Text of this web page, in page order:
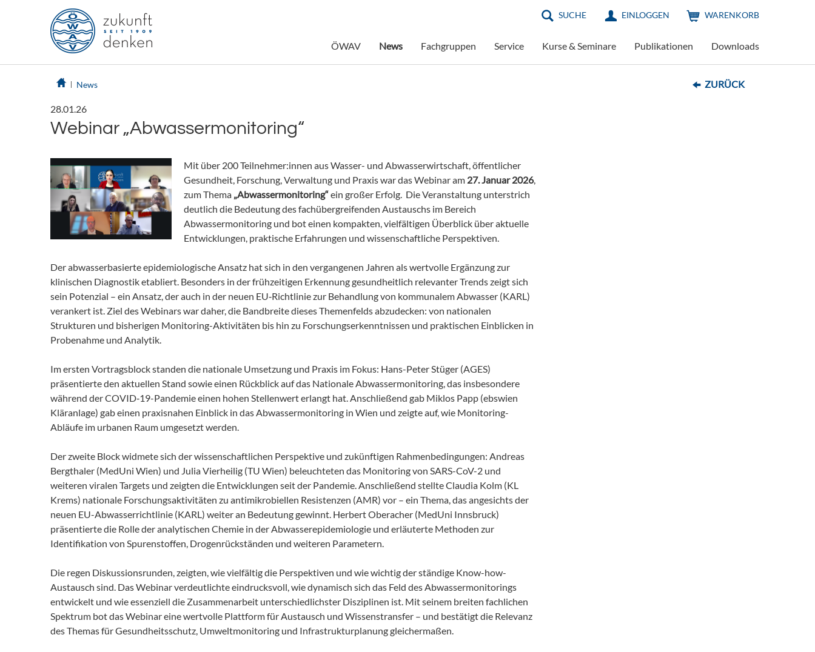
SUCHE EINLOGGEN WARENKORB
ÖWAV News Fachgruppen Service Kurse & Seminare Publikationen Downloads
News ZURÜCK
28.01.26
Webinar „Abwassermonitoring“
Mit über 200 Teilnehmer:innen aus Wasser- und Abwasserwirtschaft, öffentlicher
Gesundheit, Forschung, Verwaltung und Praxis war das Webinar am 27. Januar 2026,
zum Thema „Abwassermonitoring“ein großer Erfolg. Die Veranstaltung unterstrich
deutlich die Bedeutung des fachübergreifenden Austauschs im Bereich
Abwassermonitoring und bot einen kompakten, vielfältigen Überblick über aktuelle
Entwicklungen, praktische Erfahrungen und wissenschaftliche Perspektiven.
Der abwasserbasierte epidemiologische Ansatz hat sich in den vergangenen Jahren als wertvolle Ergänzung zur
klinischen Diagnostik etabliert. Besonders in der frühzeitigen Erkennung gesundheitlich relevanter Trends zeigt sich
sein Potenzial – ein Ansatz, der auch in der neuen EU‑Richtlinie zur Behandlung von kommunalem Abwasser (KARL)
verankert ist. Ziel des Webinars war daher, die Bandbreite dieses Themenfelds abzudecken: von nationalen
Strukturen und bisherigen Monitoring-Aktivitäten bis hin zu Forschungserkenntnissen und praktischen Einblicken in
Probenahme und Analytik.
Im ersten Vortragsblock standen die nationale Umsetzung und Praxis im Fokus: Hans-Peter Stüger (AGES)
präsentierte den aktuellen Stand sowie einen Rückblick auf das Nationale Abwassermonitoring, das insbesondere
während der COVID‑19-Pandemie einen hohen Stellenwert erlangt hat. Anschließend gab Miklos Papp (ebswien
Kläranlage) gab einen praxisnahen Einblick in das Abwassermonitoring in Wien und zeigte auf, wie Monitoring-
Abläufe im urbanen Raum umgesetzt werden.
Der zweite Block widmete sich der wissenschaftlichen Perspektive und zukünftigen Rahmenbedingungen: Andreas
Bergthaler (MedUni Wien) und Julia Vierheilig (TU Wien) beleuchteten das Monitoring von SARS-CoV-2 und
weiteren viralen Targets und zeigten die Entwicklungen seit der Pandemie. Anschließend stellte Claudia Kolm (KL
Krems) nationale Forschungsaktivitäten zu antimikrobiellen Resistenzen (AMR) vor – ein Thema, das angesichts der
neuen EU-Abwasserrichtlinie (KARL) weiter an Bedeutung gewinnt. Herbert Oberacher (MedUni Innsbruck)
präsentierte die Rolle der analytischen Chemie in der Abwasserepidemiologie und erläuterte Methoden zur
Identifikation von Spurenstoffen, Drogenrückständen und weiteren Parametern.
Die regen Diskussionsrunden, zeigten, wie vielfältig die Perspektiven und wie wichtig der ständige Know-how-
Austausch sind. Das Webinar verdeutlichte eindrucksvoll, wie dynamisch sich das Feld des Abwassermonitorings
entwickelt und wie essenziell die Zusammenarbeit unterschiedlichster Disziplinen ist. Mit seinem breiten fachlichen
Spektrum bot das Webinar eine wertvolle Plattform für Austausch und Wissenstransfer – und bestätigt die Relevanz
des Themas für Gesundheitsschutz, Umweltmonitoring und Infrastrukturplanung gleichermaßen.